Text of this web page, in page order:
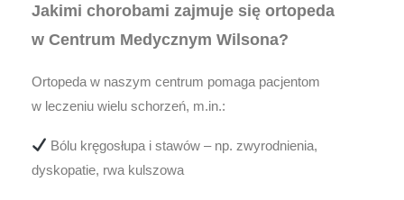
Jakimi chorobami zajmuje się ortopeda
w Centrum Medycznym Wilsona?
Ortopeda w naszym centrum pomaga pacjentom
w leczeniu wielu schorzeń, m.in.:
Bólu kręgosłupa i stawów – np. zwyrodnienia,
dyskopatie, rwa kulszowa